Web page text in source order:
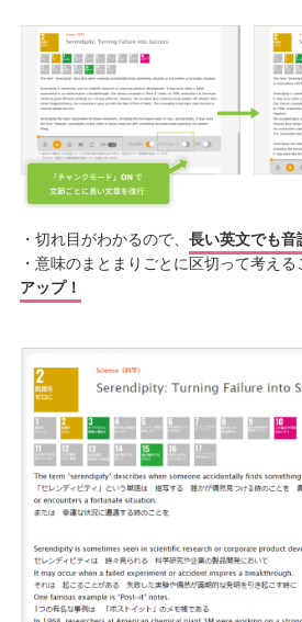
・切れ目がわかるので、 長い英文でも音
・意味のまとまりごとに区切って考える
アップ！